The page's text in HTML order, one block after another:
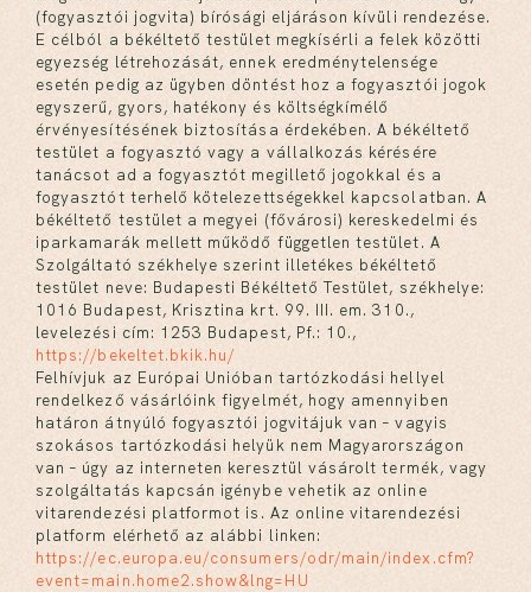
(fogyasztói jogvita) bírósági eljáráson kívüli rendezése.
E célból a békéltető testület megkísérli a felek közötti
egyezség létrehozását, ennek eredménytelensége
esetén pedig az ügyben döntést hoz a fogyasztói jogok
egyszerű, gyors, hatékony és költségkímélő
érvényesítésének biztosítása érdekében. A békéltető
testület a fogyasztó vagy a vállalkozás kérésére
tanácsot ad a fogyasztót megillető jogokkal és a
fogyasztót terhelő kötelezettségekkel kapcsolatban. A
békéltető testület a megyei (fővárosi) kereskedelmi és
iparkamarák mellett működő független testület. A
Szolgáltató székhelye szerint illetékes békéltető
testület neve: Budapesti Békéltető Testület, székhelye:
1016 Budapest, Krisztina krt. 99. III. em. 310.,
levelezési cím: 1253 Budapest, Pf.: 10.,
https://bekeltet.bkik.hu/
Felhívjuk az Európai Unióban tartózkodási hellyel
rendelkező vásárlóink figyelmét, hogy amennyiben
határon átnyúló fogyasztói jogvitájuk van – vagyis
szokásos tartózkodási helyük nem Magyarországon
van – úgy az interneten keresztül vásárolt termék, vagy
szolgáltatás kapcsán igénybe vehetik az online
vitarendezési platformot is. Az online vitarendezési
platform elérhető az alábbi linken:
https://ec.europa.eu/consumers/odr/main/index.cfm?
event=main.home2.show&lng=HU